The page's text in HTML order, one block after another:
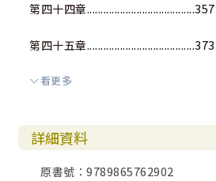
第四十四章.......................................357
第四十五章.......................................373
第四十六章.......................................388
第四十八章.......................................419
看更多
詳細資料
原書號：9789865762902